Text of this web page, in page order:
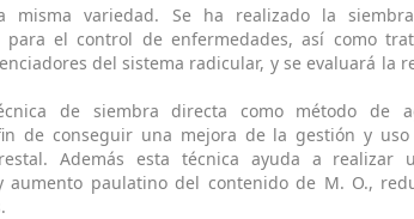
misma variedad. Se ha realizado la
el control de enfermedades, así como
del sistema radicular, y se evaluará la
de siembra directa como método de
de conseguir una mejora de la gestión y
Además esta técnica ayuda a realizar
aumento paulatino del contenido de M. O.,